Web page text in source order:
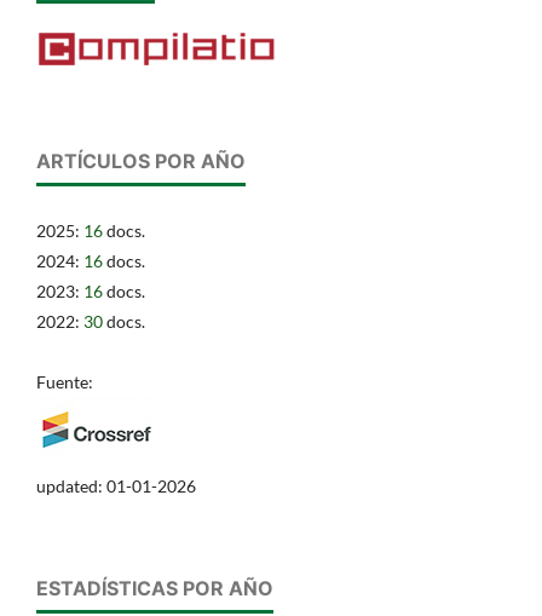
ARTÍCULOS POR AÑO
2025: 16docs.
2024: 16docs.
2023: 16docs.
2022: 30docs.
Fuente:
updated: 01-01-2026
ESTADÍSTICAS POR AÑO